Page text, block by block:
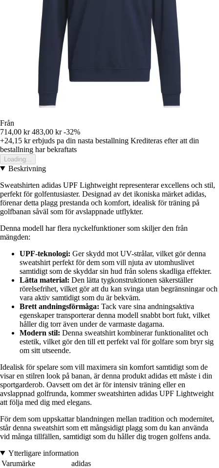
Från
714,00 kr 483,00 kr -32%
+24,15 krerbjuds pa din nasta bestallning Krediteras efter att din
bestallning har bekraftats
Loading...
Beskrivning
Sweatshirten adidas UPF Lightweight representerar excellens och stil,
perfekt för golfentusiaster. Designad av det ikoniska märket adidas,
förenar detta plagg prestanda och komfort, idealisk för träning på
golfbanan såväl som för avslappnade utflykter.
Denna modell har flera nyckelfunktioner som skiljer den från
mängden:
UPF-teknologi: Ger skydd mot UV-strålar, vilket gör denna
sweatshirt perfekt för dem som vill njuta av utomhuslivet
samtidigt som de skyddar sin hud från solens skadliga effekter.
Lätta material: Den lätta tygkonstruktionen säkerställer
rörelsefrihet, vilket gör att du kan svinga utan begränsningar och
vara aktiv samtidigt som du är bekväm.
Brett andningsförmåga: Tack vare sina andningsaktiva
egenskaper transporterar denna modell snabbt bort fukt, vilket
håller dig torr även under de varmaste dagarna.
Modern stil: Denna sweatshirt kombinerar funktionalitet och
estetik, vilket gör den till ett perfekt val för golfare som bryr sig
om sitt utseende.
Idealisk för spelare som vill maximera sin komfort samtidigt som de
visar en stilren look på banan, är denna produkt adidas ett måste i din
sportgarderob. Oavsett om det är för intensiv träning eller en
avslappnad golfrunda, kommer sweatshirten adidas UPF Lightweight
att följa med dig med elegans.
För dem som uppskattar blandningen mellan tradition och modernitet,
står denna sweatshirt som ett mångsidigt plagg som du kan använda
vid många tillfällen, samtidigt som du håller dig trogen golfens anda.
Ytterligare information
Varumärke
adidas